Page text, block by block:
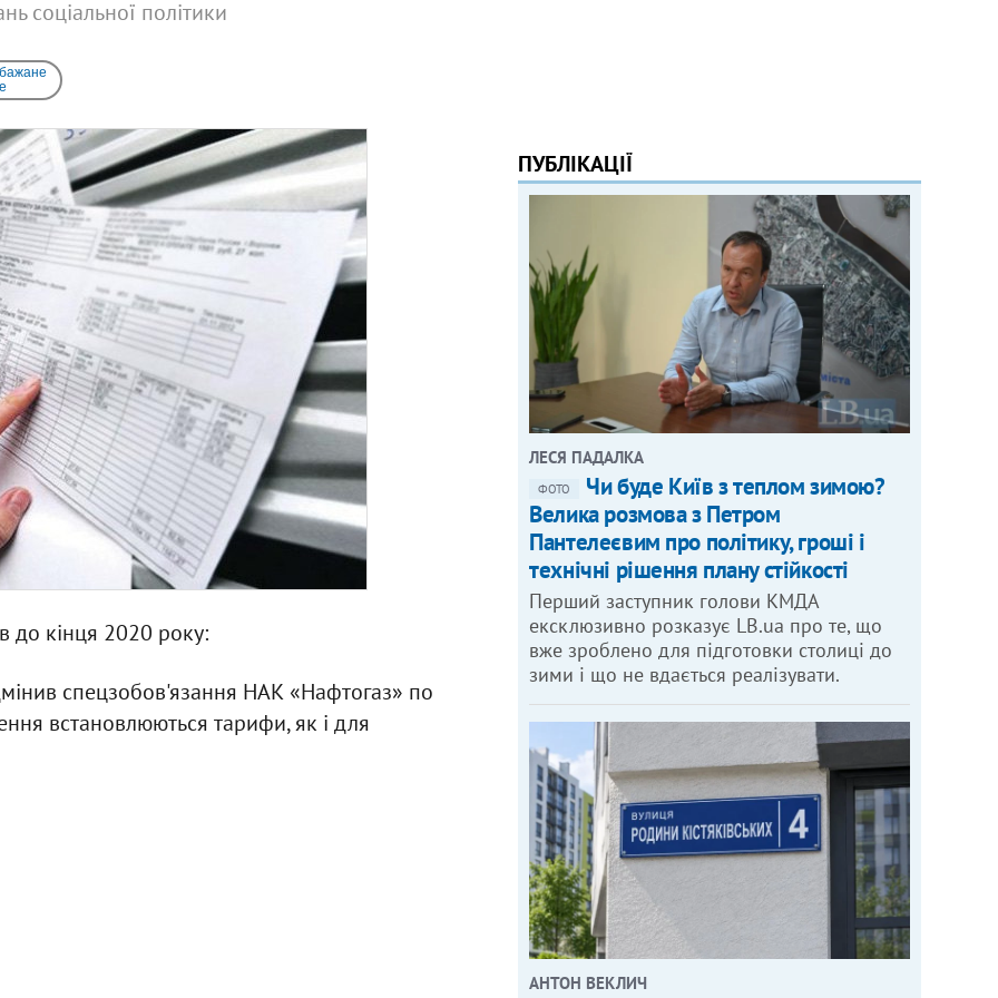
соціальної політики
до кінця 2020 року:
спецзобов'язання НАК «Нафтогаз» по
встановлюються тарифи, як і для
ПУБЛІКАЦІЇ
ЛЕСЯ ПАДАЛКА
ФОТО
Чи буде Київ з теплом зимою?
Велика розмова з Петром
Пантелеєвим про політику, гроші і
технічні рішення плану стійкості
Перший заступник голови КМДА
ексклюзивно розказує LB.ua про те, що
вже зроблено для підготовки столиці до
зими і що не вдається реалізувати.
АНТОН ВЕКЛИЧ